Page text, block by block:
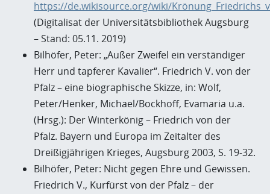
https://de.wikisource.org/wiki/
(Digitalisat der Universitätsbibliothek Augsburg
– Stand: 05.11. 2019)
Bilhöfer, Peter: „Außer Zweifel ein verständiger
Herr und tapferer Kavalier“. Friedrich V. von der
Pfalz – eine biographische Skizze, in: Wolf,
Peter/Henker, Michael/Bockhoff, Evamaria u.a.
(Hrsg.): Der Winterkönig – Friedrich von der
Pfalz. Bayern und Europa im Zeitalter des
Dreißigjährigen Krieges, Augsburg 2003, S. 19-32.
Bilhöfer, Peter: Nicht gegen Ehre und Gewissen.
Friedrich V., Kurfürst von der Pfalz – der